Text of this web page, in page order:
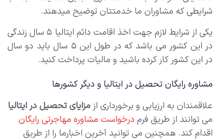
شرایطی که مشاوران ما خدمتتان توضیح میدهند.
یکی از شرایط لازم جهت اخذ اقامت دائم ایتالیا ۵ سال زندگی
در این کشور می باشد که در طول این ۵ سال باید دو سال
در این کشور کار کرده باشید و مالیات پرداخت کنید.
مشاوره رایگان تحصیل در ایتالیا و دیگر کشورها
علاقمندان به ارزیابی و برخورداری از مزایای تحصیل در ایتالیا
می توانند از طریق فرم درخواست مشاوره مهاجرتی رایگان
اقدام کند. همچنین می توانید آخرین اخبارما را از طریق